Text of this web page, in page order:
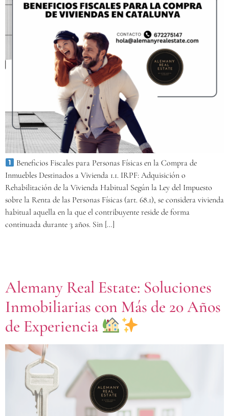
Beneficios Fiscales para Personas Físicas en la Compra de
Inmuebles Destinados a Vivienda 1.1. IRPF: Adquisición o
Rehabilitación de la Vivienda Habitual Según la Ley del Impuesto
sobre la Renta de las Personas Físicas (art. 68.1), se considera vivienda
habitual aquella en la que el contribuyente reside de forma
continuada durante 3 años. Sin […]
Alemany Real Estate: Soluciones
Inmobiliarias con Más de 20 Años
de Experiencia